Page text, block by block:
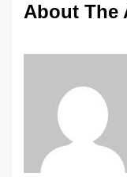
About The